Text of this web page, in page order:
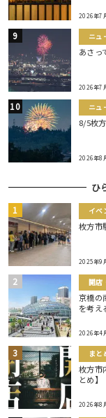
2026年7
ニュ
あさっ
2026年7
ニュ
8/5枚
2026年8
ひ
イベ
枚方市
2025年9
開店
京橋の
を考え
2026年4
まと
枚方市
とめ】
2026年8